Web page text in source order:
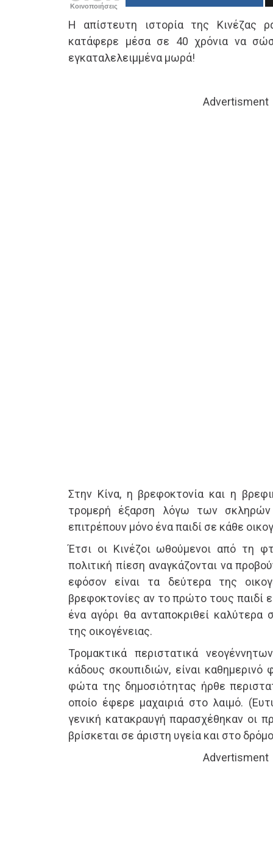
Κοινοποιήσεις
Η απίστευτη ιστορία της Κινέζας
κατάφερε μέσα σε 40 χρόνια να
εγκαταλελειμμένα μωρά!
Advertisment
Στην Κίνα, η βρεφοκτονία και η
τρομερή έξαρση λόγω των
επιτρέπουν μόνο ένα παιδί σε κάθε
Έτσι οι Κινέζοι ωθούμενοι από τη
πολιτική πίεση αναγκάζονται να
εφόσον είναι τα δεύτερα της
βρεφοκτονίες αν το πρώτο τους παιδί
ένα αγόρι θα ανταποκριθεί καλύτερα
της οικογένειας.
Τρομακτικά περιστατικά
κάδους σκουπιδιών, είναι
φώτα της δημοσιότητας ήρθε
οποίο έφερε μαχαιριά στο λαιμό.
γενική κατακραυγή παρασχέθηκαν οι
βρίσκεται σε άριστη υγεία και στο
Advertisment